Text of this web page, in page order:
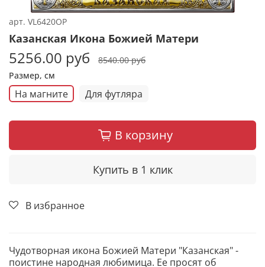
арт. VL6420OP
Казанская Икона Божией Матери
5256.00 руб
8540.00 руб
Размер, см
На магните Для футляра
В корзину
Купить в 1 клик
В избранное
Чудотворная икона Божией Матери "Казанская" -
поистине народная любимица. Ее просят об